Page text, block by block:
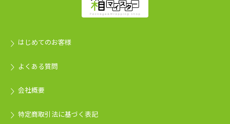
はじめてのお客様
よくある質問
会社概要
特定商取引法に基づく表記